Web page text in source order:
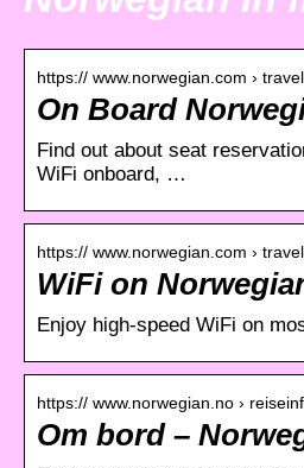
https:// www.norwegian.com ›
On Board
Find out about seat
WiFi onboard, …
https:// www.norwegian.com ›
WiFi on
Enjoy high-speed WiFi on
https:// www.norwegian.no ›
Om bord –